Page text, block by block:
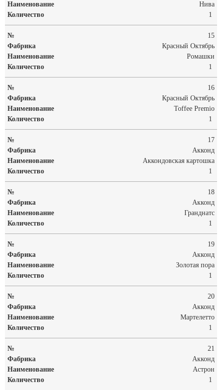
Нива
1
15
Красный Октябрь
Ромашки
1
16
Красный Октябрь
Toffee Premio
1
17
Акконд
Аккондовская картошка
1
18
Акконд
Гранднатс
1
19
Акконд
Золотая пора
1
20
Акконд
Мартелетто
1
21
Акконд
Астрон
1